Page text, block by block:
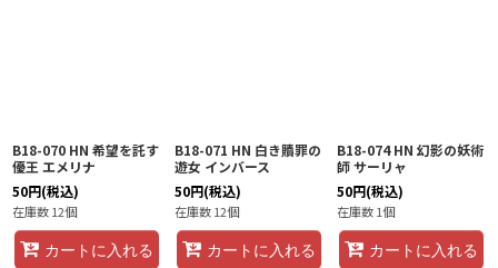
B18-070 HN 希望を託す
優王 エメリナ
50円(税込)
在庫数 12個
カートに入れる
B18-071 HN 白き贖罪の
遊女 インバース
50円(税込)
在庫数 12個
カートに入れる
B18-074 HN 幻影の妖術
師 サーリャ
50円(税込)
在庫数 1個
カートに入れる